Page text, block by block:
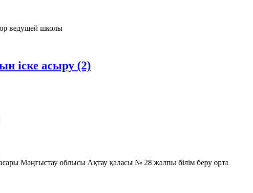
ведущей школы
іске асыру (2)
Маңғыстау облысы Ақтау қаласы № 28 жалпы білім беру орта